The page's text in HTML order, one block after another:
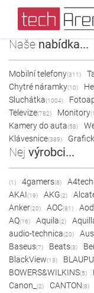
Naše nabídka...
Mobilní telefony(311)
Chytré náramky(10)
Sluchátka(1004)
Televize(782) Monitory
Kamery do auta(58)
Klávesnice(389)
Nej výrobci...
(1) 4gamers(8) A4tech
AKAI(19) AKG(2)
Anker(20) AOC(81)
AQ(16) Aquila(2)
audio-technica(20)
Baseus(7) Beats(3)
BlackView(13)
BOWERS&WILKINS(5)
Canon_ (2) CANTON(8)